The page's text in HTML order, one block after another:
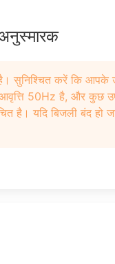
सुनिश्चित करें कि आपके
50Hz है, और कुछ
है। यदि बिजली बंद हो